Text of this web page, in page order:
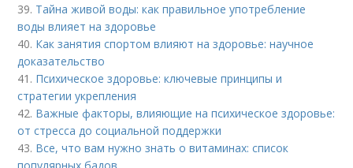
39. Тайна живой воды: как правильное употребление
воды влияет на здоровье
40. Как занятия спортом влияют на здоровье: научное
доказательство
41. Психическое здоровье: ключевые принципы и
стратегии укрепления
42. Важные факторы, влияющие на психическое здоровье:
от стресса до социальной поддержки
43. Все, что вам нужно знать о витаминах: список
популярных бадов